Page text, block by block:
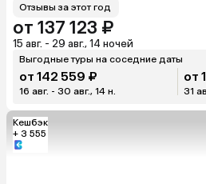
Отзывы за этот год
от 137 123 ₽
15 авг. - 29 авг., 14 ночей
Выгодные туры на соседние даты
от 142 559 ₽
16 авг. - 30 авг., 14 н.
от
31
Кешбэк
+ 3 555